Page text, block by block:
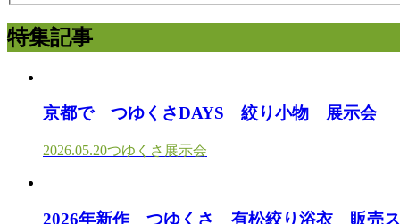
特集記事
京都で つゆくさDAYS 絞り小物 展示会
2026.05.20つゆくさ展示会
2026年新作 つゆくさ 有松絞り浴衣 販売